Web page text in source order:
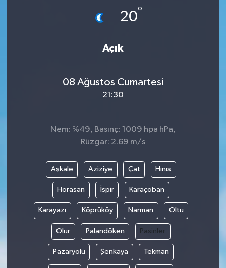
20°
Açık
08 Ağustos Cumartesi
21:30
Nem: %49, Basınç: 1009 hpa hPa,
Rüzgar: 2.69 m/s
Aşkale Aziziye Çat Hınıs
Horasan İspir Karaçoban
Karayazı Köprüköy Narman Oltu
Olur Palandöken Pasinler
Pazaryolu Şenkaya Tekman